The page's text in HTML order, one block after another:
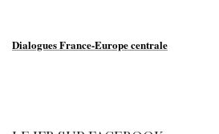
Dialogues France-Europe centrale